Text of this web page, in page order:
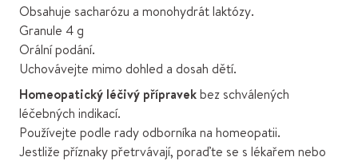
Obsahuje sacharózu a monohydrát laktózy.
Granule 4 g
Orální podání.
Uchovávejte mimo dohled a dosah dětí.
Homeopatický léčivý přípravekbez schválených
léčebných indikací.
Používejte podle rady odborníka na homeopatii.
Jestliže příznaky přetrvávají, poraďte se s lékařem nebo